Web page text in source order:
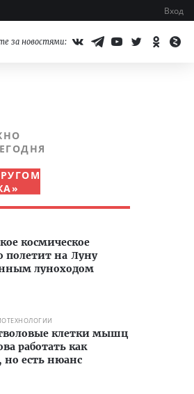
Вход
за новостями:
космическое
полетит на Луну
луноходом
клетки мышц
работать как
есть нюанс